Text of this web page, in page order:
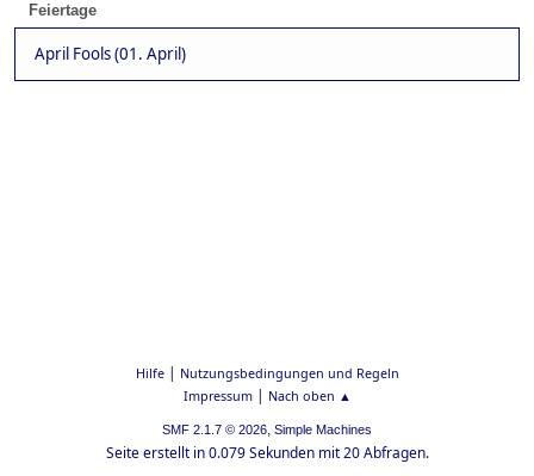
Feiertage
April Fools (01. April)
Hilfe| Nutzungsbedingungen und Regeln
Impressum| Nach oben ▲
SMF 2.1.7 © 2026, Simple Machines
Seite erstellt in 0.079 Sekunden mit 20 Abfragen.